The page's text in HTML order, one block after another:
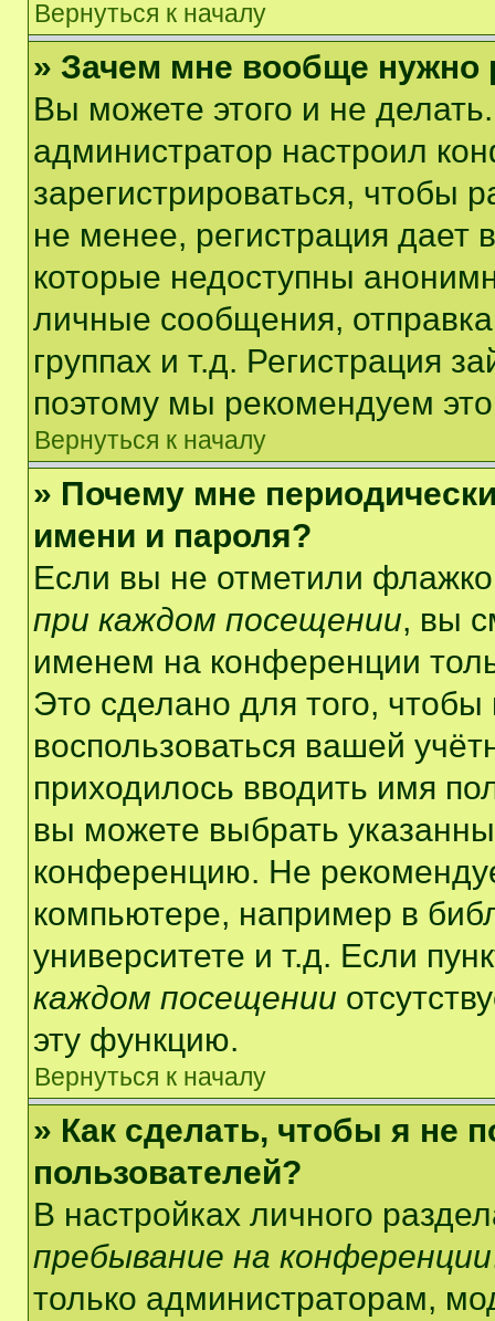
Вернуться к началу
» Зачем мне вообще нужно
Вы можете этого и не
администратор настроил
зарегистрироваться, чтобы
не менее, регистрация
которые недоступны
личные сообщения,
группах и т.д. Регистрация
поэтому мы рекомендуем
Вернуться к началу
» Почему мне
имени и пароля?
Если вы не отметили
при каждом посещении, вы
именем на конференции
Это сделано для того, чтобы
воспользоваться вашей
приходилось вводить имя
вы можете выбрать
конференцию. Не
компьютере, например в
университете и т.д. Если
каждом посещении
эту функцию.
Вернуться к началу
» Как сделать, чтобы я не
пользователей?
В настройках личного
пребывание на конференции
только администраторам,